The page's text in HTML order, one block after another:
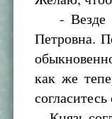
- Везде
Петровна.
как же